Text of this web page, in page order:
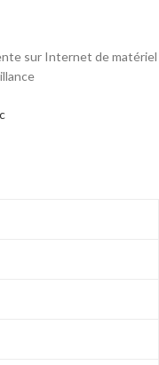
sur Internet de matériel